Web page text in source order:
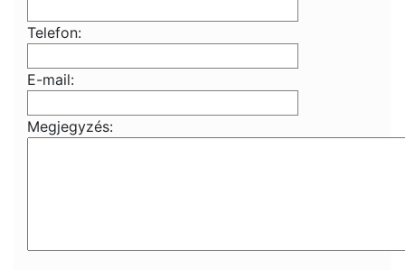
Telefon:
E-mail:
Megjegyzés: